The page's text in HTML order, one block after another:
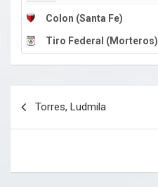
Colon (Santa Fe)
Tiro Federal (Morteros)
Torres, Ludmila